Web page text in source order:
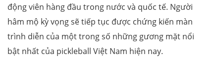
động viên hàng đầu trong nước và quốc tế. Người
hâm mộ kỳ vọng sẽ tiếp tục được chứng kiến màn
trình diễn của một trong số những gương mặt nổi
bật nhất của pickleball Việt Nam hiện nay.